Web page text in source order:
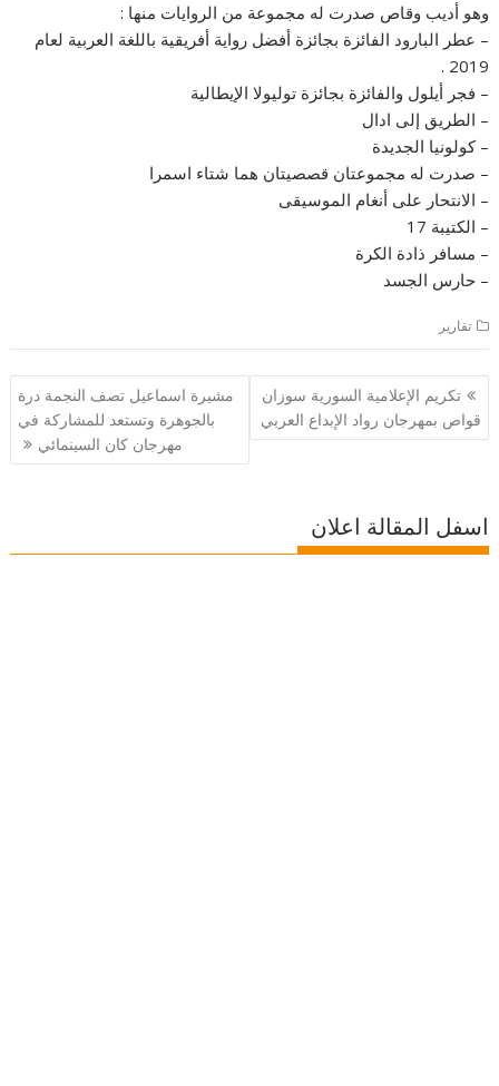
وهو أديب وقاص صدرت له مجموعة من الروايات منها :
– عطر البارود الفائزة بجائزة أفضل رواية أفريقية باللغة العربية لعام
2019 .
– فجر أيلول والفائزة بجائزة توليولا الإيطالية
– الطريق إلى ادال
– كولونيا الجديدة
– صدرت له مجموعتان قصصيتان هما شتاء اسمرا
– الانتحار على أنغام الموسيقى
– الكتيبة 17
– مسافر ذادة الكرة
– حارس الجسد
تقارير
تصفّح
المقالات
تكريم الإعلامية السورية سوزان
قواص بمهرجان رواد الإبداع العربي
مشيرة اسماعيل تصف النجمة درة
بالجوهرة وتستعد للمشاركة في
مهرجان كان السينمائي
اسفل المقالة اعلان